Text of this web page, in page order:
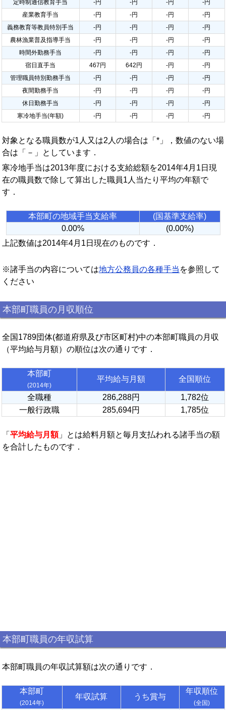
定時制通信教育手当 -円 -円 -円
-円
産業教育手当
-円 -円 -円
-円
義務教育等教員特別手当
-円 -円 -円
-円
農林漁業普及指導手当
-円 -円 -円
-円
時間外勤務手当
-円 -円 -円
-円
宿日直手当
467円 642円 -円
-円
管理職員特別勤務手当
-円 -円 -円
-円
夜間勤務手当
-円 -円 -円
-円
休日勤務手当
-円 -円 -円
-円
寒冷地手当(年額)
-円 -円 -円 -円
対象となる職員数が1人又は2人の場合は「*」，数値のない場
合は「－」としています．
寒冷地手当は2013年度における支給総額を2014年4月1日現
在の職員数で除して算出した職員1人当たり平均の年額で
す．
本部町の地域手当支給率
(国基準支給率)
0.00%
(0.00%)
上記数値は2014年4月1日現在のものです．
※諸手当の内容については地方公務員の各種手当 を参照して
ください
本部町職員の月収順位
全国1789団体(都道府県及び市区町村)中の本部町職員の月収
（平均給与月額）の順位は次の通りです．
本部町
(2014年)
平均給与月額 全国順位
全職種 286,288円
1,782位
一般行政職
285,694円 1,785位
「 平均給与月額」とは給料月額と毎月支払われる諸手当の額
を合計したものです．
本部町職員の年収試算
本部町職員の年収試算額は次の通りです．
本部町
(2014年)
年収試算 うち賞与
年収順位
(全国)